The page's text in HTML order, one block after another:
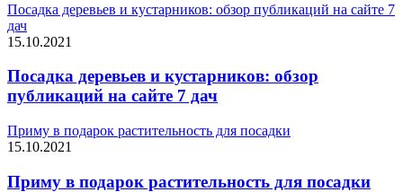
Посадка деревьев и кустарников: обзор публикаций на сайте 7
дач
15.10.2021
Посадка деревьев и кустарников: обзор
публикаций на сайте 7 дач
Приму в подарок растительность для посадки
15.10.2021
Приму в подарок растительность для посадки